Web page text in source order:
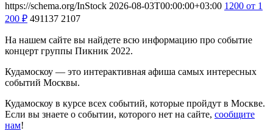
https://schema.org/InStock 2026-08-03T00:00:00+03:00 1200 от 1
200 ₽ 491137 2107
На нашем сайте вы найдете всю информацию про событие
концерт группы Пикник 2022.
Кудамоскоу — это интерактивная афиша самых интересных
событий Москвы.
Кудамоскоу в курсе всех событий, которые пройдут в Москве.
Если вы знаете о событии, которого нет на сайте, сообщите
нам!